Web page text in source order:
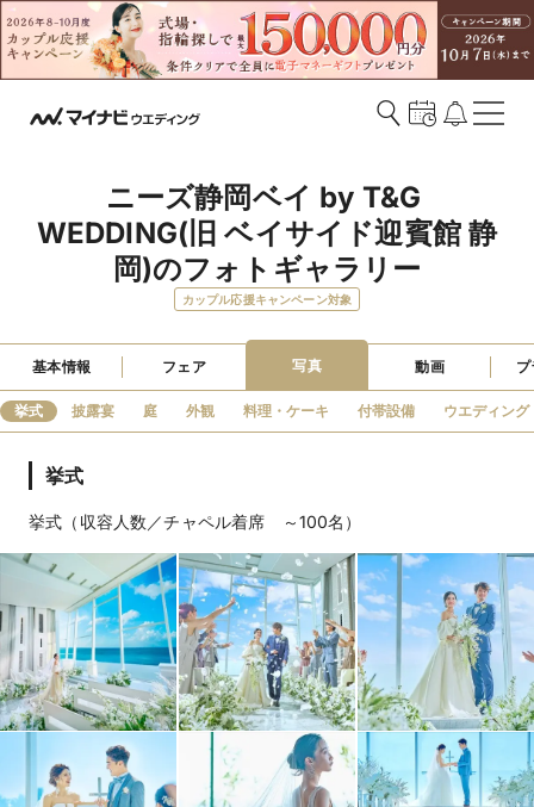
ニーズ静岡ベイ by T&G
WEDDING(旧 ベイサイド迎賓館 静
岡)のフォトギャラリー
カップル応援キャンペーン対象
基本情報 フェア 写真 動画
挙式 披露宴 庭 外観 料理・ケーキ 付帯設備 ウエディン
挙式
挙式（収容人数／チャペル着席 ～100名）